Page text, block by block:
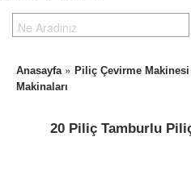
Anasayfa» Piliç Çevirme Makinesi
Makinaları
20 Piliç Tamburlu